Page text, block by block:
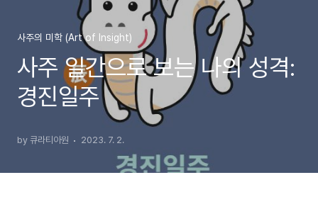
사주의 미학 (Art of Insight)
사주 일간으로 보는 나의 성격:
경진일주
by 큐라티아원 2023. 7. 2.